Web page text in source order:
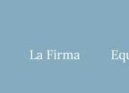
La Firma